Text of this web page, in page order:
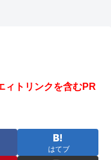
ィトリンクを含むPR
はてブ